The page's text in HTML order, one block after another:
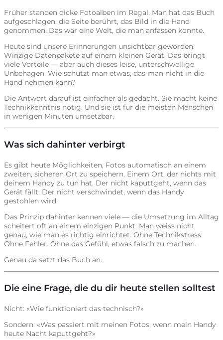
Früher standen dicke Fotoalben im Regal. Man hat das Buch
aufgeschlagen, die Seite berührt, das Bild in die Hand
genommen. Das war eine Welt, die man anfassen konnte.
Heute sind unsere Erinnerungen unsichtbar geworden.
Winzige Datenpakete auf einem kleinen Gerät. Das bringt
viele Vorteile — aber auch dieses leise, unterschwellige
Unbehagen. Wie schützt man etwas, das man nicht in die
Hand nehmen kann?
Die Antwort darauf ist einfacher als gedacht. Sie macht keine
Technikkenntnis nötig. Und sie ist für die meisten Menschen
in wenigen Minuten umsetzbar.
Was sich dahinter verbirgt
Es gibt heute Möglichkeiten, Fotos automatisch an einem
zweiten, sicheren Ort zu speichern. Einem Ort, der nichts mit
deinem Handy zu tun hat. Der nicht kaputtgeht, wenn das
Gerät fällt. Der nicht verschwindet, wenn das Handy
gestohlen wird.
Das Prinzip dahinter kennen viele — die Umsetzung im Alltag
scheitert oft an einem einzigen Punkt: Man weiss nicht
genau, wie man es richtig einrichtet. Ohne Technikstress.
Ohne Fehler. Ohne das Gefühl, etwas falsch zu machen.
Genau da setzt das Buch an.
Die eine Frage, die du dir heute stellen solltest
Nicht: «Wie funktioniert das technisch?»
Sondern: «Was passiert mit meinen Fotos, wenn mein Handy
heute Nacht kaputtgeht?»